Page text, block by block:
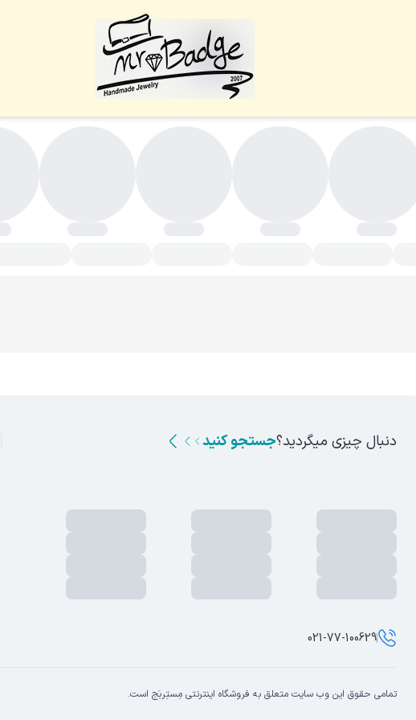
دنبال چیزی میگردید؟جستجو کنید
021-77-100629
تمامی حقوق این وب سایت متعلق به فروشگاه اینترنتی مِستِربَج است.